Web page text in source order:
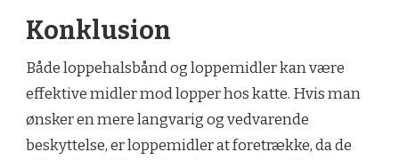
Konklusion
Både loppehalsbånd og loppemidler kan være
effektive midler mod lopper hos katte. Hvis man
ønsker en mere langvarig og vedvarende
beskyttelse, er loppemidler at foretrække, da de